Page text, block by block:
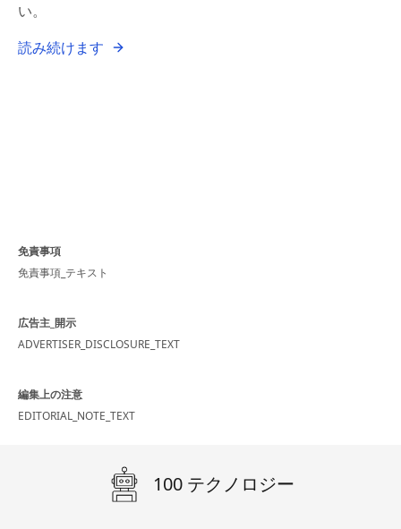
い。
読み続けます
免責事項
免責事項_テキスト
広告主_開示
ADVERTISER_DISCLOSURE_TEXT
編集上の注意
EDITORIAL_NOTE_TEXT
100 テクノロジー